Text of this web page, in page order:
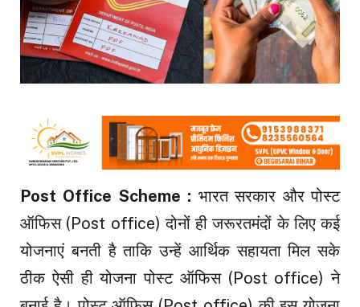
Post Office Scheme : भारत सरकार और पोस्ट
ऑफिस (Post office) दोनों ही जरूरतमंदों के लिए कई
योजनाएं बनती है ताकि उन्हें आर्थिक सहायता मिल सके
ठीक ऐसी ही योजना पोस्ट ऑफिस (Post office) ने